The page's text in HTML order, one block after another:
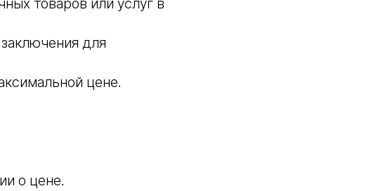
товаров или услуг в
для
цене.
о цене.